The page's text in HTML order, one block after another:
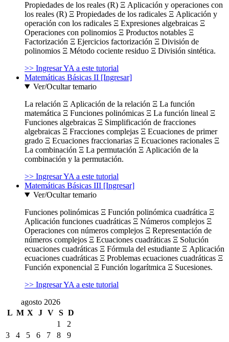
Propiedades de los reales (R) Ξ Aplicación y operaciones con
los reales (R) Ξ Propiedades de los radicales Ξ Aplicación y
operación con los radicales Ξ Expresiones algebraicas Ξ
Operaciones con polinomios Ξ Productos notables Ξ
Factorización Ξ Ejercicios factorización Ξ División de
polinomios Ξ Método cociente residuo Ξ División sintética.
>> Ingresar YA a este tutorial
Matemáticas Básicas II [Ingresar]
Ver/Ocultar temario
La relación Ξ Aplicación de la relación Ξ La función
matemática Ξ Funciones polinómicas Ξ La función lineal Ξ
Funciones algebraicas Ξ Simplificación de fracciones
algebraicas Ξ Fracciones complejas Ξ Ecuaciones de primer
grado Ξ Ecuaciones fraccionarias Ξ Ecuaciones racionales Ξ
La combinación Ξ La permutación Ξ Aplicación de la
combinación y la permutación.
>> Ingresar YA a este tutorial
Matemáticas Básicas III [Ingresar]
Ver/Ocultar temario
Funciones polinómicas Ξ Función polinómica cuadrática Ξ
Aplicación funciones cuadráticas Ξ Números complejos Ξ
Operaciones con números complejos Ξ Representación de
números complejos Ξ Ecuaciones cuadráticas Ξ Solución
ecuaciones cuadráticas Ξ Fórmula del estudiante Ξ Aplicación
ecuaciones cuadráticas Ξ Problemas ecuaciones cuadráticas Ξ
Función exponencial Ξ Función logarítmica Ξ Sucesiones.
>> Ingresar YA a este tutorial
agosto 2026
L M X J V S D
1
2
3
4 5 6 7 8
9